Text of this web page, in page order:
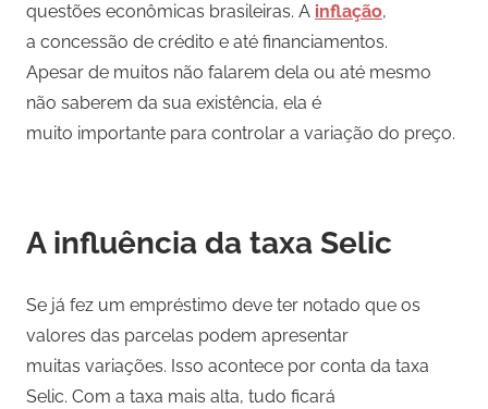
questões econômicas brasileiras. A inflação,
a concessão de crédito e até financiamentos.
Apesar de muitos não falarem dela ou até mesmo
não saberem da sua existência, ela é
muito importante para controlar a variação do preço.
A influência da taxa Selic
Se já fez um empréstimo deve ter notado que os
valores das parcelas podem apresentar
muitas variações. Isso acontece por conta da taxa
Selic. Com a taxa mais alta, tudo ficará